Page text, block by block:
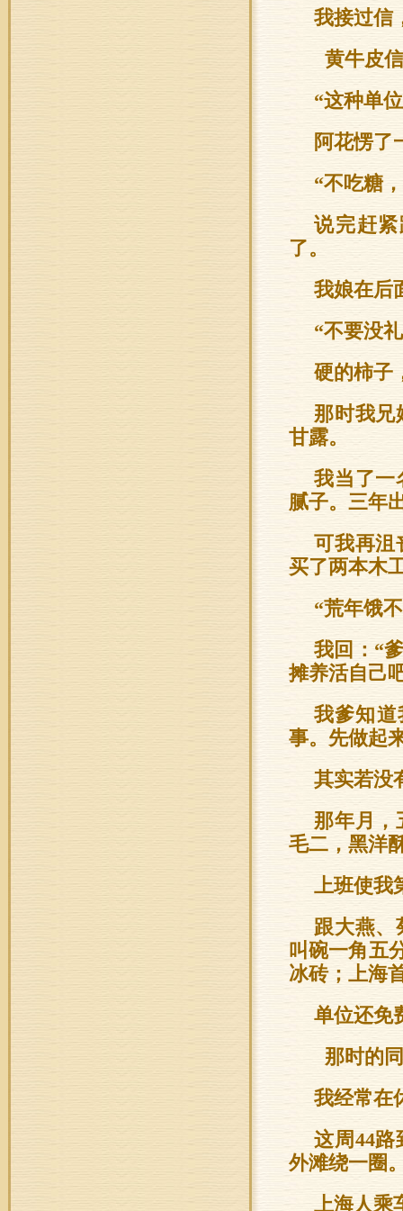
我接过信
黄牛皮
“这种单
阿花愣了
“不吃糖
说完赶
了。
我娘在后
“不要没
硬的柿子
那时我兄
甘露。
我当了一
腻子。三年
可我再沮
买了两本木
“荒年饿
我回：“
摊养活自己
我爹知道
事。先做起
其实若没
那年月，
毛二，黑洋
上班使我
跟大燕、
叫碗一角五
冰砖；上海
单位还免
那时的
我经常在
这周44路
外滩绕一圈
上海人乘